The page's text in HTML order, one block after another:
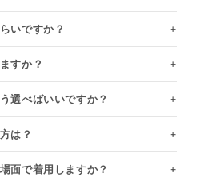
いですか？
すか？
選べばいいですか？
は？
面で着用しますか？